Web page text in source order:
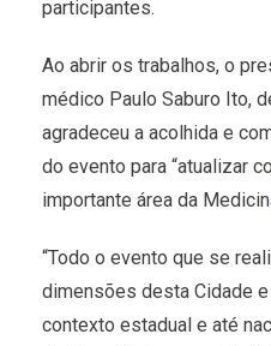
participantes.
Ao abrir os trabalhos, o
médico Paulo Saburo Ito,
agradeceu a acolhida e
do evento para “atualizar
importante área da
“Todo o evento que se
dimensões desta Cidade
contexto estadual e até